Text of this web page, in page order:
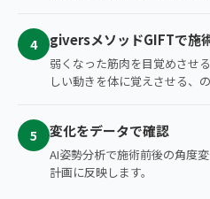
4 giversメソッドGIFTで施
弱くなった筋肉を目覚めさせ
しい動きを体に覚えさせる、
5 変化をデータで確認
AI姿勢分析で施術前後の角度
計画に反映します。